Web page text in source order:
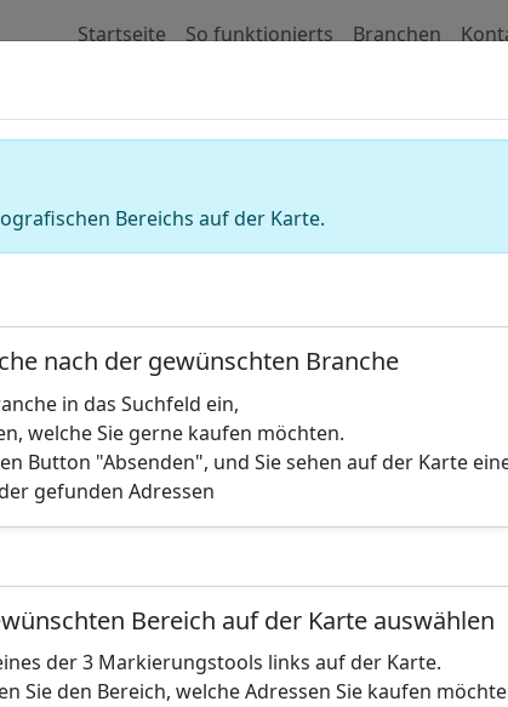
Startseite So funktionierts Branchen
Jeansläden (Jeansgeschäfte)
Bereichs auf der Karte.
nach der gewünschten Branche
in das Suchfeld ein,
welche Sie gerne kaufen möchten.
Button "Absenden", und Sie sehen auf der Karte
gefunden Adressen
Bereich auf der Karte auswählen
der 3 Markierungstools links auf der Karte.
Sie den Bereich, welche Adressen Sie kaufen